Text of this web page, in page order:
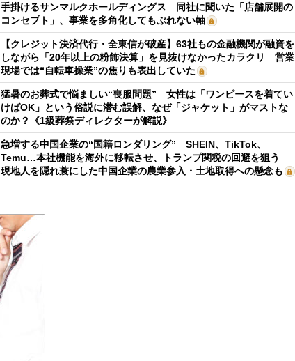
手掛けるサンマルクホールディングス 同社に聞いた「店舗展開の
コンセプト」、事業を多角化してもぶれない軸
【クレジット決済代行・全東信が破産】63社もの金融機関が融資を
しながら「20年以上の粉飾決算」を見抜けなかったカラクリ 営業
現場では“自転車操業”の焦りも表出していた
猛暑のお葬式で悩ましい“喪服問題” 女性は「ワンピースを着てい
けばOK」という俗説に潜む誤解、なぜ「ジャケット」がマストな
のか？《1級葬祭ディレクターが解説》
急増する中国企業の“国籍ロンダリング” SHEIN、TikTok、
Temu…本社機能を海外に移転させ、トランプ関税の回避を狙う
現地人を隠れ蓑にした中国企業の農業参入・土地取得への懸念も